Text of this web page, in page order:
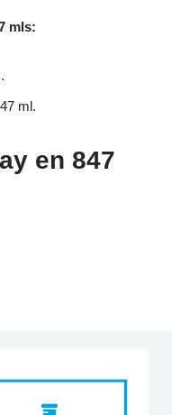
mls:
ml.
en 847